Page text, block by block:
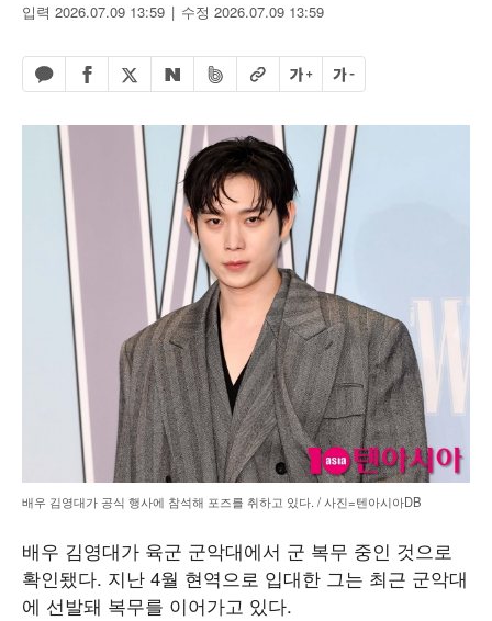
입력 2026.07.09 13:59 수정 2026.07.09 13:59
카카오톡 공유하기
페이스북 공유하기
엑스 공유하기
네이버 공유하기
밴드 공유하기
URL복사글자 크게글자 작게
배우 김영대가 공식 행사에 참석해 포즈를 취하고 있다. / 사진=텐아시아DB
배우 김영대가 육군 군악대에서 군 복무 중인 것으로
확인됐다. 지난 4월 현역으로 입대한 그는 최근 군악대
에 선발돼 복무를 이어가고 있다.